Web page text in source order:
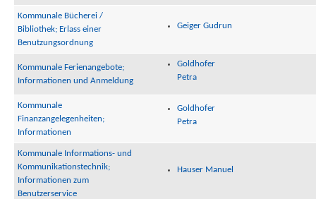
Kommunale Bücherei /
Bibliothek; Erlass einer
Benutzungsordnung
Geiger Gudrun
Kommunale Ferienangebote;
Informationen und Anmeldung
Goldhofer
Petra
Kommunale
Finanzangelegenheiten;
Informationen
Goldhofer
Petra
Kommunale Informations- und
Kommunikationstechnik;
Informationen zum
Benutzerservice
Hauser Manuel